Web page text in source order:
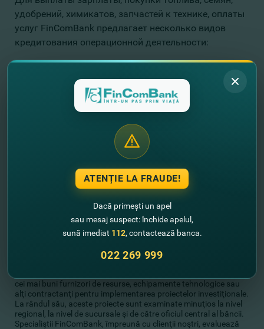
удобрений, химикатов, запчастей к технике, оплаты
услуг FinComBank предлагает несколько видов
кредитования операционной деятельности:
небольшие суммы (до 500 тыс. леев) без
залогов, на срок до 2 лет;
крупные кредиты с материальным
обеспечением, на срок до 2 лет;
краткосрочные кредиты на новый сельхоз
сезон, под залог уже собранного урожая;
краткосрочные кредиты до года, на один
сельхоз сезон, преимущественно для оплаты
затрат на весенние полевые работы, под залог
будущего урожая.
Eugen Varzaru, directorul filialei nr. 9, Rîşcani:
Banca este un mediu optim pentru apariţia unor idei de afaceri
profitabile şi inovative în parteneriat cu agenţii economici de
FinComBank, adesea se găsesc soluţii logice şi simple pentru
cei mai buni furnizori de resurse, echipamente tehnologice sau
alţi contractanţi pentru implementarea proiectelor investiţionale.
La rândul său, aceste proiecte sunt examinate minuţios la nivel
regional, la nivel de sucursale şi de către oficiul central al băncii.
Specialiştii FinComBank, împreună cu clienţii noştri, evaluează
ATENȚIE LA FRAUDE!
Dacă primești un apel
sau mesaj suspect: închide apelul,
sună imediat 112, contactează banca.
022 269 999